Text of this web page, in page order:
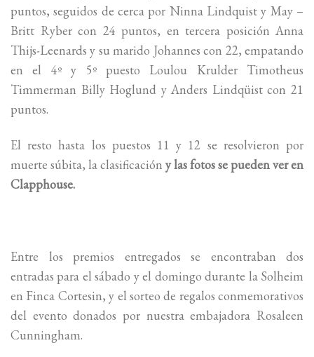
puntos, seguidos de cerca por Ninna Lindquist y May –
Britt Ryber con 24 puntos, en tercera posición Anna
Thijs-Leenards y su marido Johannes con 22, empatando
en el 4º y 5º puesto Loulou Krulder Timotheus
Timmerman Billy Hoglund y Anders Lindqüist con 21
puntos.
El resto hasta los puestos 11 y 12 se resolvieron por
muerte súbita, la clasificación y las fotos se pueden ver en
Clapphouse.
Entre los premios entregados se encontraban dos
entradas para el sábado y el domingo durante la Solheim
en Finca Cortesin, y el sorteo de regalos conmemorativos
del evento donados por nuestra embajadora Rosaleen
Cunningham.